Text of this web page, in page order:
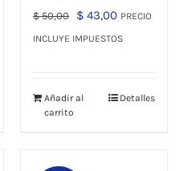
$50,00
El
precio
$ 50,00.
$ 43,00El
precio
$ 43,00.
PRECIO
INCLUYE IMPUESTOS
Añadir al
carrito
Detalles